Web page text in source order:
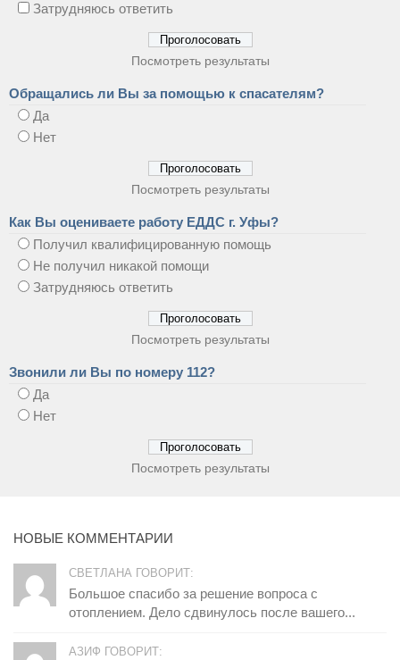
Затрудняюсь ответить
Посмотреть результаты
Обращались ли Вы за помощью к спасателям?
Да
Нет
Посмотреть результаты
Как Вы оцениваете работу ЕДДС г. Уфы?
Получил квалифицированную помощь
Не получил никакой помощи
Затрудняюсь ответить
Посмотреть результаты
Звонили ли Вы по номеру 112?
Да
Нет
Посмотреть результаты
НОВЫЕ КОММЕНТАРИИ
СВЕТЛАНА ГОВОРИТ:
Большое спасибо за решение вопроса с
отоплением. Дело сдвинулось после вашего...
АЗИФ ГОВОРИТ: